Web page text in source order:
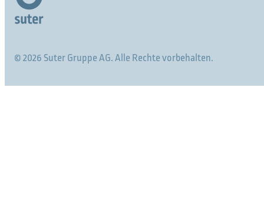
© 2026 Suter Gruppe AG. Alle Rechte vorbehalten.